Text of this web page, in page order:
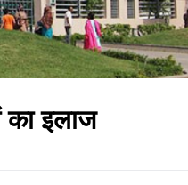
का इलाज